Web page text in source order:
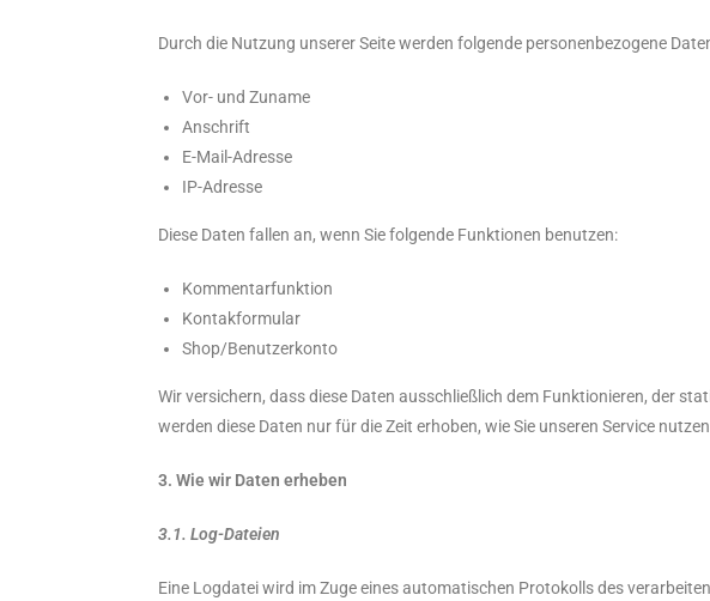
Durch die Nutzung unserer Seite werden folgende personenbezogene
Vor- und Zuname
Anschrift
E-Mail-Adresse
IP-Adresse
Diese Daten fallen an, wenn Sie folgende Funktionen benutzen:
Kommentarfunktion
Kontakformular
Shop/Benutzerkonto
Wir versichern, dass diese Daten ausschließlich dem Funktionieren, der
werden diese Daten nur für die Zeit erhoben, wie Sie unseren Service
3. Wie wir Daten erheben
3.1. Log-Dateien
Eine Logdatei wird im Zuge eines automatischen Protokolls des